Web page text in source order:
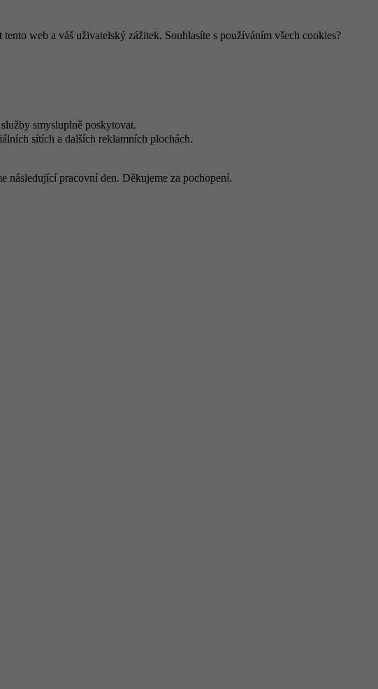
web a váš uživatelský zážitek. Souhlasíte s používáním všech cookies?
smysluplně poskytovat.
sítích a dalších reklamních plochách.
následující pracovní den. Děkujeme za pochopení.